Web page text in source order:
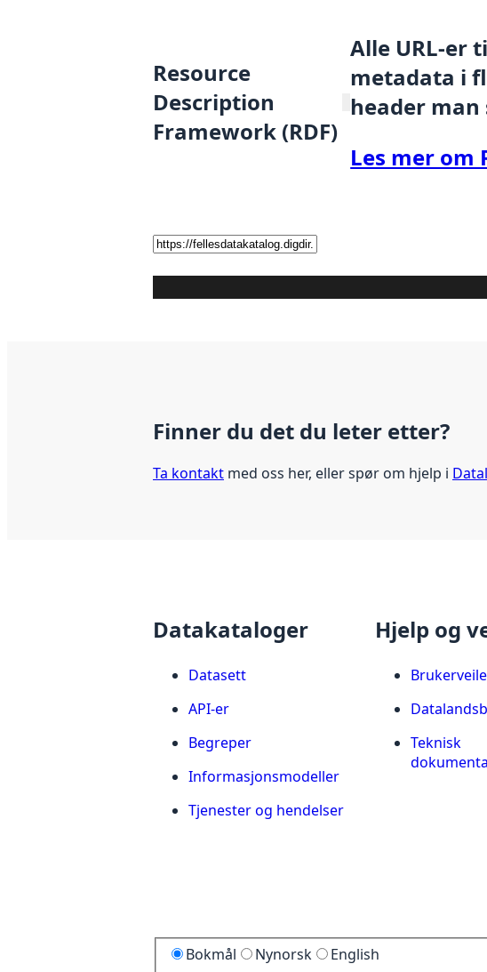
Resource
Description
Framework (RDF)
Alle URL-er
metadata i
header man
Les mer om
Finner du det du leter etter?
Ta kontakt med oss her, eller spør om hjelp i
Datakataloger
Datasett
API-er
Begreper
Informasjonsmodeller
Tjenester og hendelser
Hjelp og
Teknisk
Bokmål Nynorsk English